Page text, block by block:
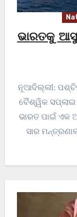
ଭାରତକୁ
ନୂଆଦିଲ୍ଲୀ:
ବୈଶ୍ୱିକ
ଭାରତ ପାଇଁ ଏକ
ସାର